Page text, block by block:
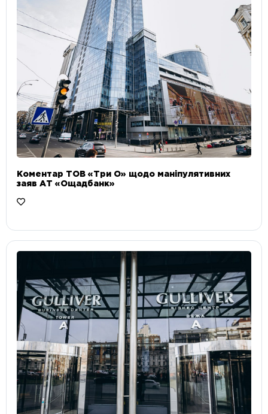
Коментар ТОВ «Три О» щодо маніпулятивних
заяв АТ «Ощадбанк»